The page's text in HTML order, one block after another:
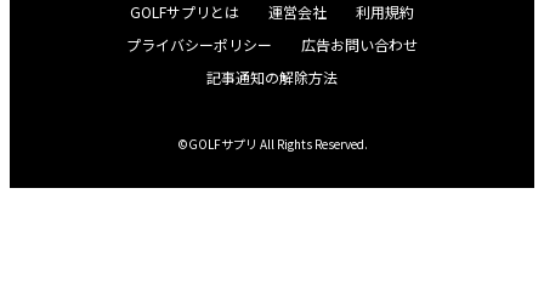
GOLFサプリとは 運営会社
利用規約
プライバシーポリシー
広告お問い合わせ
記事通知の解除方法
©GOLFサプリ All Rights Reserved.